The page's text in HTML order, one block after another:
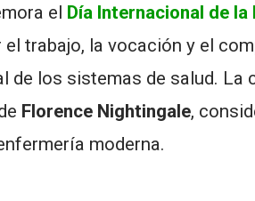
el Día Internacional de
trabajo, la vocación y el
de los sistemas de salud. La
Florence Nightingale,
moderna.